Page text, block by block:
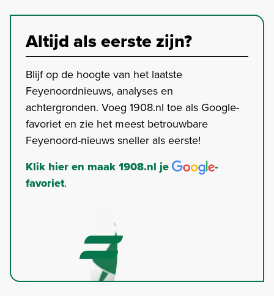
Altijd als eerste zijn?
Blijf op de hoogte van het laatste
Feyenoordnieuws, analyses en
achtergronden. Voeg 1908.nl toe als Google-
favoriet en zie het meest betrouwbare
Feyenoord-nieuws sneller als eerste!
Klik hier en maak 1908.nl je
-
favoriet.